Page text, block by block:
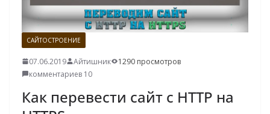
САЙТОСТРОЕНИЕ
07.06.2019 Айтишник
1290 просмотров
комментариев 10
Как перевести сайт с HTTP на